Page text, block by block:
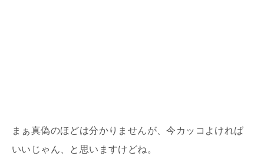
まぁ真偽のほどは分かりませんが、今カッコよければ
いいじゃん、と思いま すけどね。